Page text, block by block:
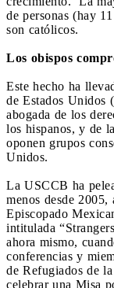
de personas (hay
son católicos.
Los obispos
Este hecho ha
de Estados Unidos
abogada de los
los hispanos, y de
oponen grupos
Unidos.
La USCCB ha
menos desde
Episcopado
intitulada
ahora mismo,
conferencias y
de Refugiados de
celebrar una Misa